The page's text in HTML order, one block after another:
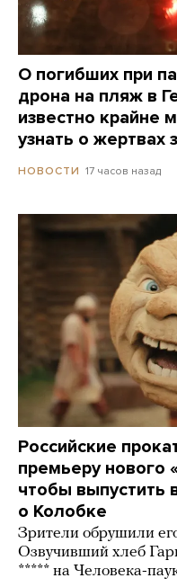
О погибших при
дрона на пляж в
известно крайне
узнать о жертвах
НОВОСТИ 17 часов назад
Российские
премьеру нового
чтобы выпустить
о Колобке
Зрители обрушили
Озвучивший хлеб
***** на Человека-